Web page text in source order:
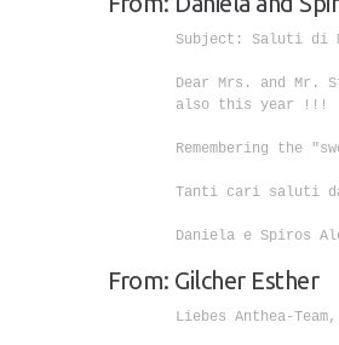
Subject: Saluti di
Dear Mrs. and Mr.
        also this year !!!
Remembering the
Tanti cari saluti
Daniela e Spiros
From: Gilcher Esther
        Liebes Anthea-Team,